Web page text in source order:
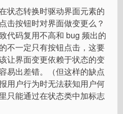
状态转换时驱动界面元素的
击按钮时对界面做变更么？
代码复用不高和 bug 频出的
不一定只有按钮点击，这要
让界面变更依赖于状态的变
易出差错。（但这样的缺点
用户行为时无法获知用户何
只能通过在状态类中加标志